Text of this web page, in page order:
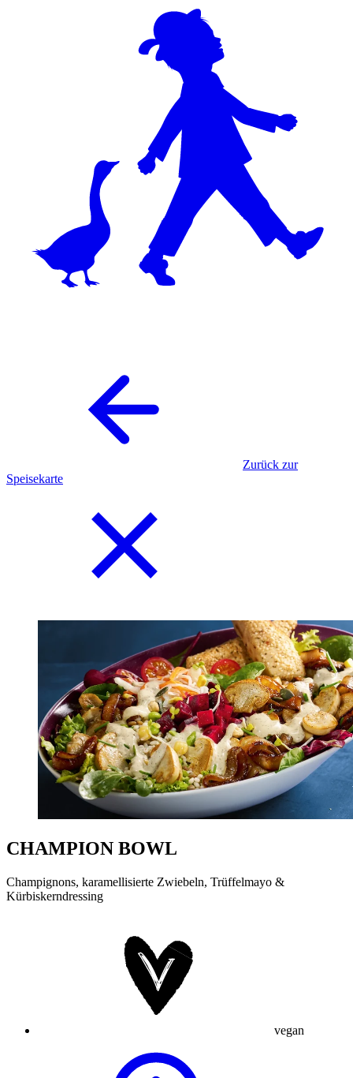
Zurück zur
Speisekarte
CHAMPION BOWL
Champignons, karamellisierte Zwiebeln, Trüffelmayo &
Kürbiskerndressing
vegan